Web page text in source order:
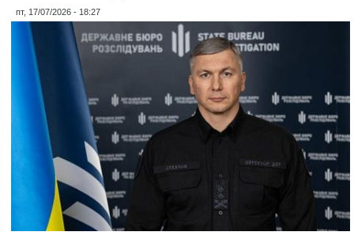
пт, 17/07/2026 - 18:27